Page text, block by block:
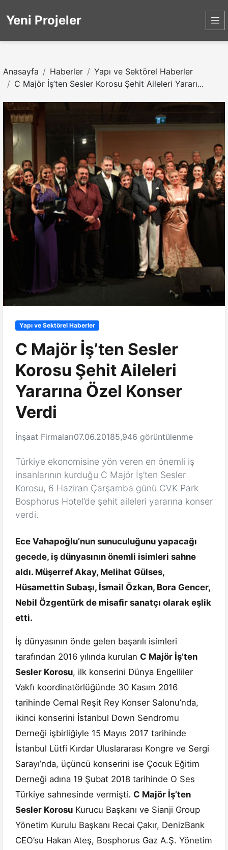
Yeni Projeler
Anasayfa Haberler
Yapı ve Sektörel Haberler
C Majör İş’ten Sesler Korosu Şehit Aileleri Yararı...
Yapı ve Sektörel Haberler
C Majör İş’ten Sesler
Korosu Şehit Aileleri
Yararına Özel Konser
Verdi
İnşaat Firmaları07.06.20185,946 görüntülenme
Türkiye ekonomisine yön veren en önemli iş
insanlarının kurduğu C Majör İş’ten Sesler
Korosu, 6 Haziran Çarşamba günü CVK Park
Bosphorus Hotel’de şehit aileleri yararına konser
verdi.
Ece Vahapoğlu’nun sunuculuğunu yapacağı
gecede, iş dünyasının önemli isimleri sahne
aldı. Müşerref Akay, Melihat Gülses,
Hüsamettin Subaşı, İsmail Özkan, Bora Gencer,
Nebil Özgentürk de misafir sanatçı olarak eşlik
etti.
İş dünyasının önde gelen başarılı isimleri
tarafından 2016 yılında kurulan C Majör İş’ten
Sesler Korosu, ilk konserini Dünya Engelliler
Vakfı koordinatörlüğünde 30 Kasım 2016
tarihinde Cemal Reşit Rey Konser Salonu’nda,
ikinci konserini İstanbul Down Sendromu
Derneği işbirliğiyle 15 Mayıs 2017 tarihinde
İstanbul Lütfi Kırdar Uluslararası Kongre ve Sergi
Sarayı’nda, üçüncü konserini ise Çocuk Eğitim
Derneği adına 19 Şubat 2018 tarihinde O Ses
Türkiye sahnesinde vermişti. C Majör İş’ten
Sesler Korosu Kurucu Başkanı ve Sianji Group
Yönetim Kurulu Başkanı Recai Çakır, DenizBank
CEO’su Hakan Ateş, Bosphorus Gaz A.Ş. Yönetim